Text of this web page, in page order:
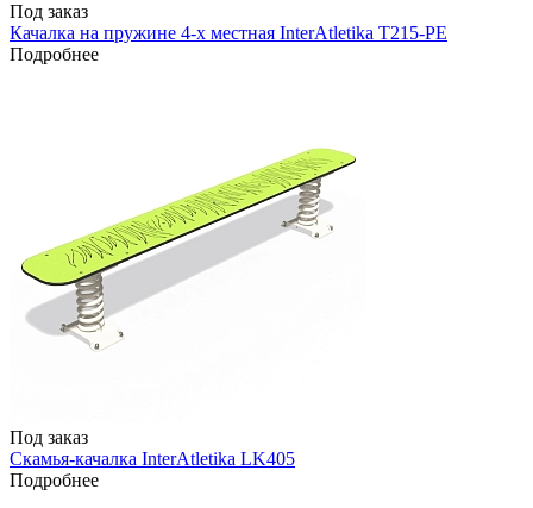
Под заказ
Качалка на пружине 4-х местная InterAtletika T215-PE
Подробнее
Под заказ
Скамья-качалка InterAtletika LK405
Подробнее